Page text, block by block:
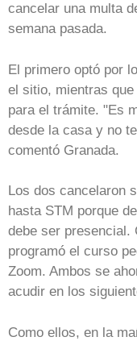
cancelar una multa
semana pasada.
El primero optó por
el sitio, mientras
para el trámite. "Es
desde la casa y no
comentó Granada.
Los dos cancelaron
hasta STM porque
debe ser presencial.
programó el curso
Zoom. Ambos se
acudir en los
Como ellos, en la